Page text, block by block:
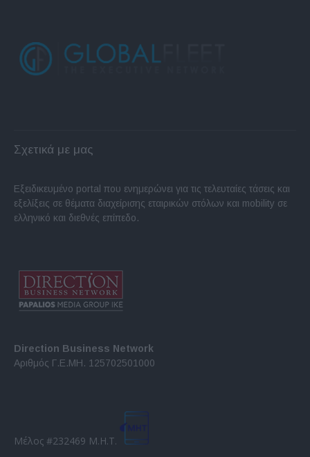
Σχετικά με μας
Εξειδικευμένο portal που ενημερώνει για τις τελευταίες τάσεις και
εξελίξεις σε θέματα διαχείρισης εταιρικών στόλων και mobility σε
ελληνικό και διεθνές επίπεδο.
Direction Business Network
Αριθμός Γ.Ε.ΜΗ. 125702501000
Μέλος #232469 Μ.Η.Τ.